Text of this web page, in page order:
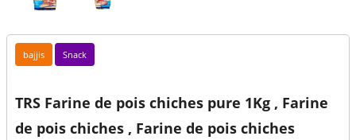
bajjis Snack
TRS Farine de pois chiches pure 1Kg , Farine
de pois chiches , Farine de pois chiches